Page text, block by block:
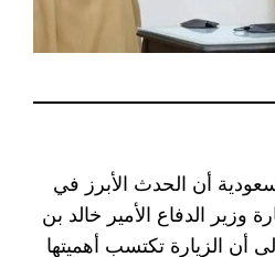
أن الحدث الأبرز في
وزير الدفاع الأمير خالد بن
أن الزيارة تكتسب أهميتها